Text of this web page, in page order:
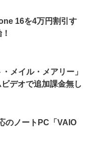
16を4万円割引す
メイル・メアリー」
デオで追加課金無し
のノートPC「VAIO